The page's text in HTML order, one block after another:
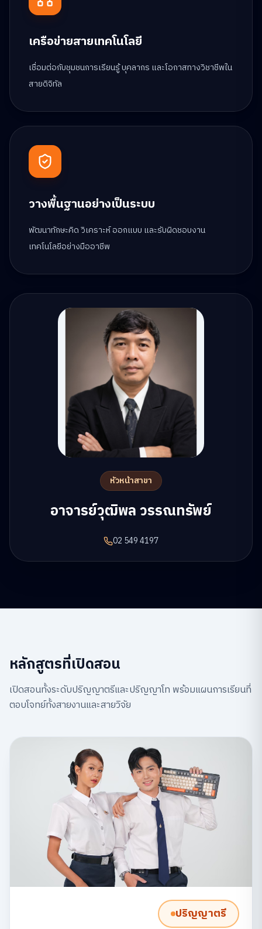
หัวหน้าสาขา
อาจารย์วุฒิพล วรรณทรัพย์
02 549 4197
เครือข่ายสายเทคโนโลยี
เชื่อมต่อกับชุมชนการเรียนรู้ บุคลากร และโอกาสทางวิชาชีพใน
สายดิจิทัล
วางพื้นฐานอย่างเป็นระบบ
พัฒนาทักษะคิด วิเคราะห์ ออกแบบ และรับผิดชอบงาน
เทคโนโลยีอย่างมืออาชีพ
หลักสูตรที่เปิดสอน
เปิดสอนทั้งระดับปริญญาตรีและปริญญาโท พร้อมแผนการเรียนที่
ตอบโจทย์ทั้งสายงานและสายวิจัย
ปริญญาตรี